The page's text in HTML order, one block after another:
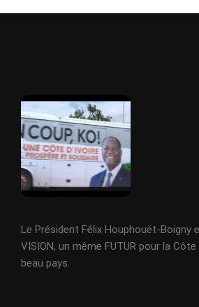
Le Président Félix Houphouët-Boigny
VISION, un même FUTUR pour la
beau pays.